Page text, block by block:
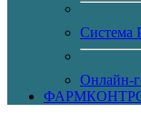
Система
Онлайн-